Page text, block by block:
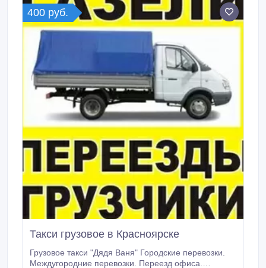
400 руб.
Такси грузовое в Красноярске
Грузовое такси "Дядя Ваня" Городские перевозки.
Междугородние перевозки. Переезд офиса.